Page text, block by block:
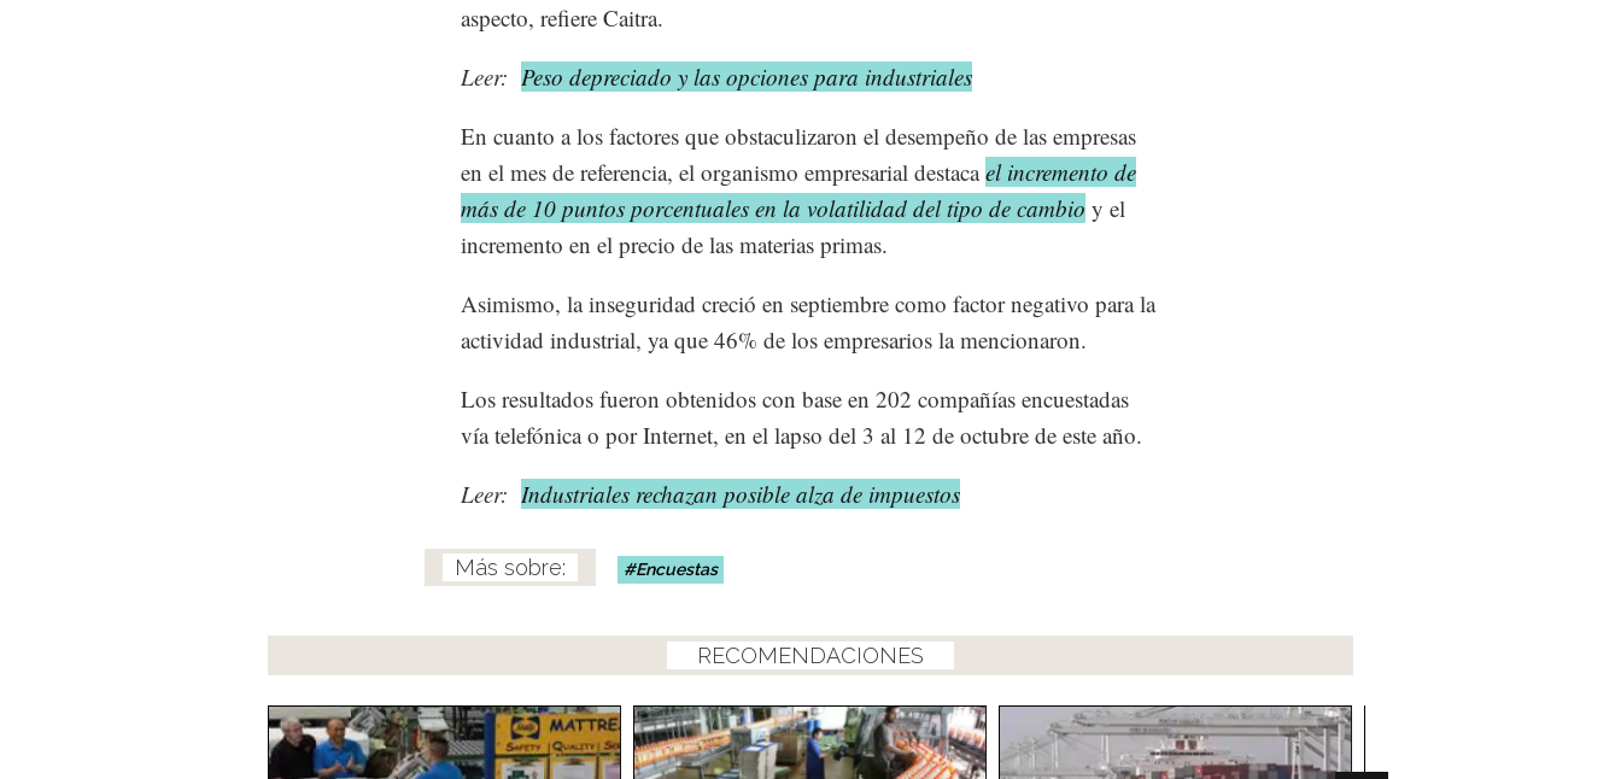
aspecto, refiere Caitra.
Leer: Peso depreciado y las opciones para industriales
En cuanto a los factores que obstaculizaron el desempeño de las empresas
en el mes de referencia, el organismo empresarial destacael incremento de
más de 10 puntos porcentuales en la volatilidad del tipo de cambio y el
incremento en el precio de las materias primas.
Asimismo, la inseguridad creció en septiembre como factor negativo para la
actividad industrial, ya que 46% de los empresarios la mencionaron.
Los resultados fueron obtenidos con base en 202 compañías encuestadas
vía telefónica o por Internet, en el lapso del 3 al 12 de octubre de este año.
Leer: Industriales rechazan posible alza de impuestos
Encuestas
RECOMENDACIONES